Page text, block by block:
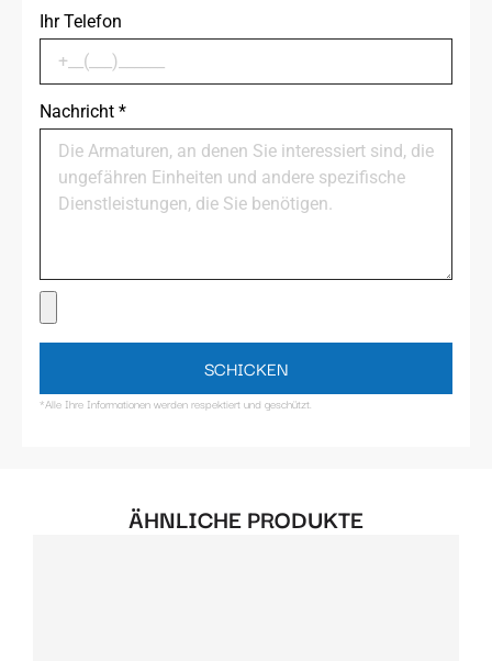
Ihr Telefon
Nachricht *
SCHICKEN
*Alle Ihre Informationen werden respektiert und geschützt.
ÄHNLICHE PRODUKTE